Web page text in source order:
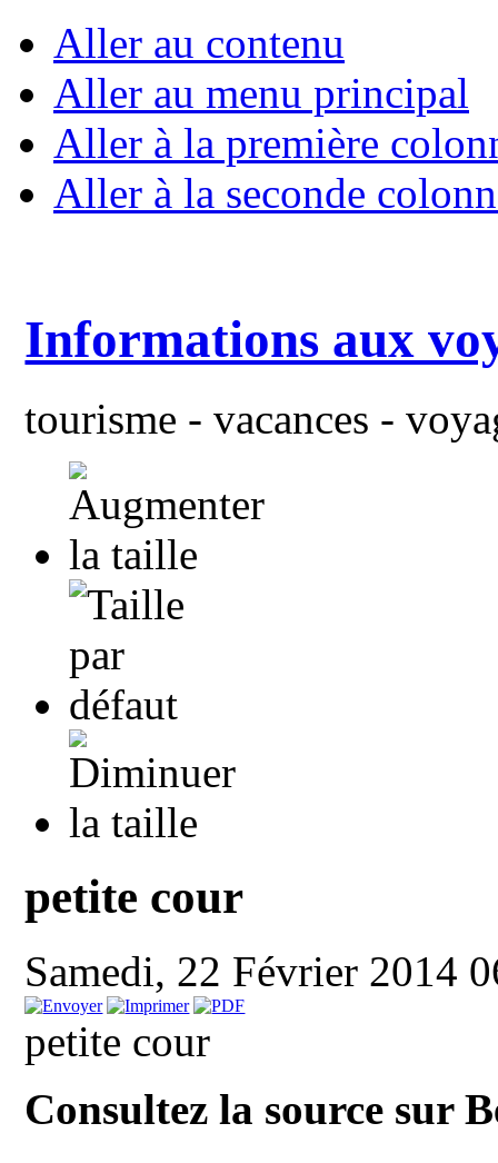
Aller au contenu
Aller au menu principal
Aller à la première
Aller à la seconde
Informations aux
tourisme - vacances -
petite cour
Samedi, 22 Février 2014
petite cour
Consultez la source sur